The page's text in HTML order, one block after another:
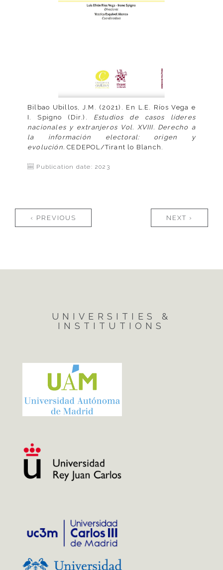
Bilbao Ubillos, J.M. (2021). En L.E. Ríos Vega e
I. Spigno (Dir.). Estudios de casos líderes
nacionales y extranjeros Vol. XVIII. Derecho a
la información electoral: origen y
evolución. CEDEPOL/Tirant lo Blanch.
Publication date: 2023
Pages
‹ PREVIOUS NEXT ›
UNIVERSITIES &
INSTITUTIONS